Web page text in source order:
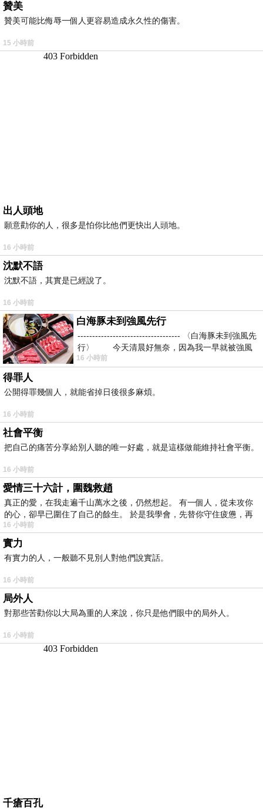
贊美
贊美可能比侮辱一個人更容易造成永久性的傷害。
15 小時前
出人頭地
願意勸你的人，很多是怕你比他們更快出人頭地。
16 小時前
沈默不語
沈默不語，其實是已經說了。
16 小時前
白海豚未到強風先行
----------------------------------- 〈白海豚未到強風先
行〉 今天清晨好無奈，因為我一早就被強風
16 小時前
得罪人
公開得罪幾個人，就能省掉日後很多麻煩。
16 小時前
社會平衡
把自己的痛苦分享給別人聽的唯一好處，就是這樣做能維持社會平衡。
16 小時前
愛情三十六計，圍魏救趙
真正的愛，在我走遍千山萬水之後，仍然想起。 有一個人，從未攻你
的心，卻早已圍住了自己的餘生。 於是我學會，先替你守住疲憊，再
16 小時前
實力
有實力的人，一般聽不見別人對他們說實話。
16 小時前
局外人
對那些苦勸你以大局為重的人來說，你只是他們眼中的局外人。
16 小時前
千瘡百孔